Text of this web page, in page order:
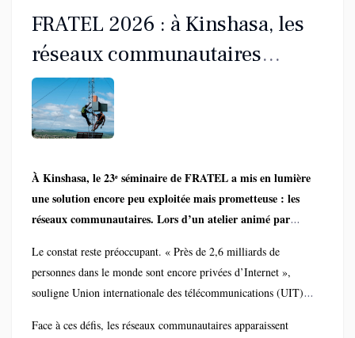
FRATEL 2026 : à Kinshasa, les
réseaux communautaires
s’imposent comme levier
d’inclusion numérique en RDC
À Kinshasa, le 23ᵉ séminaire de FRATEL a mis en lumière
une solution encore peu exploitée mais prometteuse : les
réseaux communautaires. Lors d’un atelier animé par
Internet Society, les participants ont exploré des pistes
concrètes pour élargir l’accès à Internet en République
démocratique du Congo.
Le constat reste préoccupant. « Près de 2,6 milliards de
personnes dans le monde sont encore privées d’Internet »,
souligne Union internationale des télécommunications (UIT).
connectée », selon la même source. Pour Jean-Baptiste
Face à ces défis, les réseaux communautaires apparaissent